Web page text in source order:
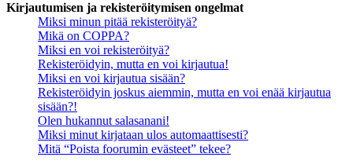
Kirjautumisen ja rekisteröitymisen ongelmat
Miksi minun pitää rekisteröityä?
Mikä on COPPA?
Miksi en voi rekisteröityä?
Rekisteröidyin, mutta en voi kirjautua!
Miksi en voi kirjautua sisään?
Rekisteröidyin joskus aiemmin, mutta en voi enää kirjautua
sisään?!
Olen hukannut salasanani!
Miksi minut kirjataan ulos automaattisesti?
Mitä “Poista foorumin evästeet” tekee?